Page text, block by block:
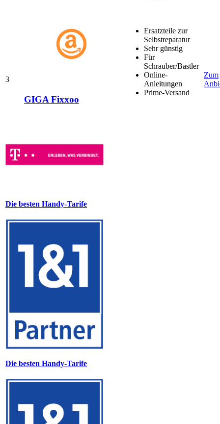
3
GIGA Fixxoo
Ersatzteile zur
Selbstreparatur
Sehr günstig
Für
Schrauber/Bastler
Online-
Anleitungen
Prime-Versand
Zum
Die besten Handy-Tarife
Die besten Handy-Tarife